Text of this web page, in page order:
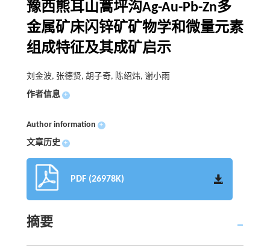
豫西熊耳山蒿坪沟Ag-Au-Pb-Zn多
金属矿床闪锌矿矿物学和微量元素
组成特征及其成矿启示
刘金波, 张德贤, 胡子奇, 陈绍炜, 谢小雨
作者信息 +
Author information +
文章历史 +
PDF (26978K)
摘要